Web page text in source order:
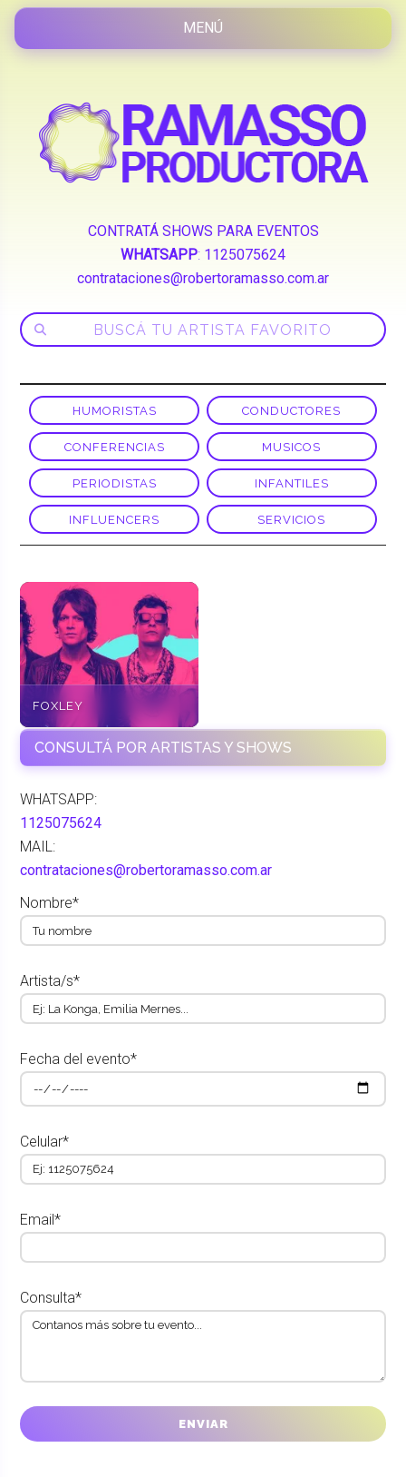
CONTRATÁ SHOWS PARA EVENTOS
WHATSAPP: 1125075624
contrataciones@robertoramasso.com.ar
HUMORISTAS CONDUCTORES
CONFERENCIAS MUSICOS
PERIODISTAS INFANTILES
INFLUENCERS SERVICIOS
FOXLEY
CONSULTÁ POR ARTISTAS Y SHOWS
WHATSAPP:
1125075624
MAIL:
contrataciones@robertoramasso.com.ar
Nombre*
Artista/s*
Fecha del evento*
Celular*
Email*
Consulta*